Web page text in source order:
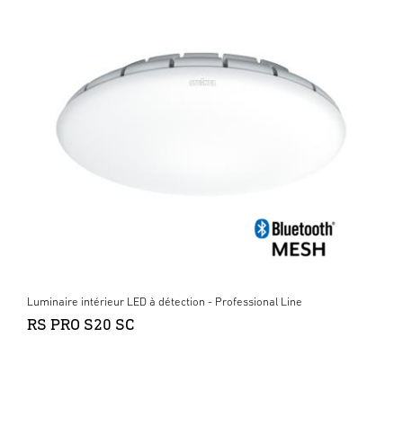
Luminaire intérieur LED à détection - Professional Line
RS PRO S20 SC